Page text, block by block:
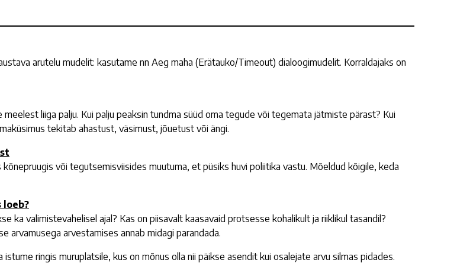
arutelu mudelit: kasutame nn Aeg maha (Erätauko/Timeout) dialoogimudelit. Korraldajaks on
liiga palju. Kui palju peaksin tundma süüd oma tegude või tegemata jätmiste pärast? Kui
tekitab ahastust, väsimust, jõuetust või ängi.
või tegutsemisviisides muutuma, et püsiks huvi poliitika vastu. Mõeldud kõigile, keda
loeb?
ka valimistevahelisel ajal? Kas on piisavalt kaasavaid protsesse kohalikult ja riiklikul tasandil?
arvamusega arvestamises annab midagi parandada.
ringis muruplatsile, kus on mõnus olla nii päikse asendit kui osalejate arvu silmas pidades.